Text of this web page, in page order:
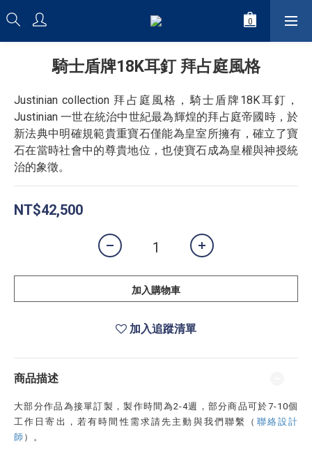
騎士盾牌18K耳釘 拜占庭風格
Justinian collection 拜占庭風格，騎士盾牌18K耳釘，
Justinian 一世在統治中世紀最為輝煌的拜占庭帝國時，於
新法典中明確規範貴重寶石僅能為皇室所擁有，確立了寶
石在當時社會中的尊貴地位，也使寶石成為皇權與神授統
治的象徵。
NT$42,500
加入購物車
加入追蹤清單
商品描述
大部分作品為接單訂製，製作時間為2-4週，部分商品可於7-10個
工作日寄出，若有時間性需求請先主動與我們聯繫（ 聯絡設計
師 ）。